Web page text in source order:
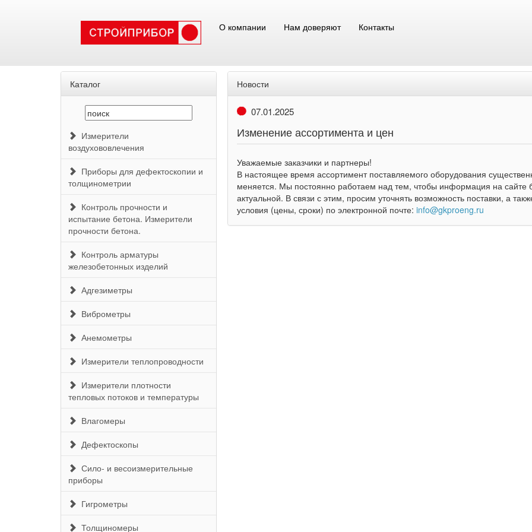
О компании Нам доверяют Контакты
Каталог
Измерители
воздухововлечения
Приборы для дефектоскопии и
толщинометрии
Контроль прочности и
испытание бетона. Измерители
прочности бетона.
Контроль арматуры
железобетонных изделий
Адгезиметры
Виброметры
Анемометры
Измерители теплопроводности
Измерители плотности
тепловых потоков и температуры
Влагомеры
Дефектоскопы
Сило- и весоизмерительные
приборы
Гигрометры
Толщиномеры
Новости
07.01.2025
Изменение ассортимента и цен
Уважаемые заказчики и партнеры!
В настоящее время ассортимент поставляемого оборудования
меняется. Мы постоянно работаем над тем, чтобы информация на сайте
актуальной. В связи с этим, просим уточнять возможность поставки, а
условия (цены, сроки) по электронной почте: info@gkproeng.ru